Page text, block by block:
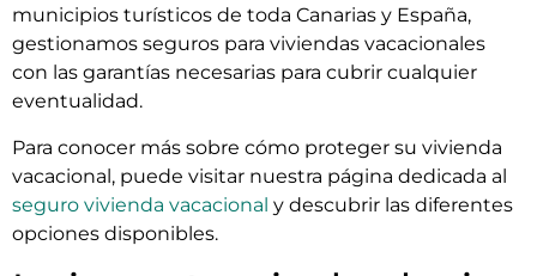
municipios turísticos de toda Canarias y España,
gestionamos seguros para viviendas vacacionales
con las garantías necesarias para cubrir cualquier
eventualidad.
Para conocer más sobre cómo proteger su vivienda
vacacional, puede visitar nuestra página dedicada al
seguro vivienda vacacional y descubrir las diferentes
opciones disponibles.